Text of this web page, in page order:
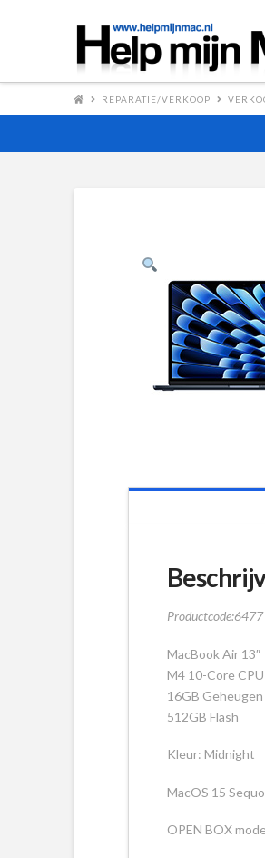
REPARATIE/VERKOOP
Productcode:6477
MacBook Air 13″
M4 10-Core
16GB Geheugen
512GB Flash
Kleur: Midnight
MacOS 15
OPEN BOX